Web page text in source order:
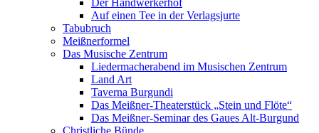
Auf einen Tee in der Verlagsjurte
Tabubruch
Meißnerformel
Das Musische Zentrum
Liedermacherabend im Musischen Zentrum
Land Art
Taverna Burgundi
Das Meißner-Theaterstück „Stein und Flöte“
Das Meißner-Seminar des Gaues Alt-Burgund
Christliche Bünde